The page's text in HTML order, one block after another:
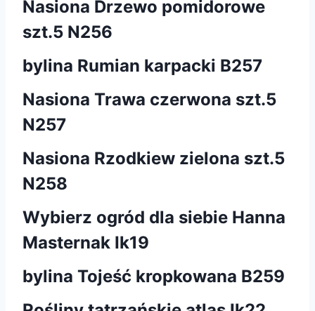
Nasiona Drzewo pomidorowe
szt.5 N256
bylina Rumian karpacki B257
Nasiona Trawa czerwona szt.5
N257
Nasiona Rzodkiew zielona szt.5
N258
Wybierz ogród dla siebie Hanna
Masternak Ik19
bylina Tojeść kropkowana B259